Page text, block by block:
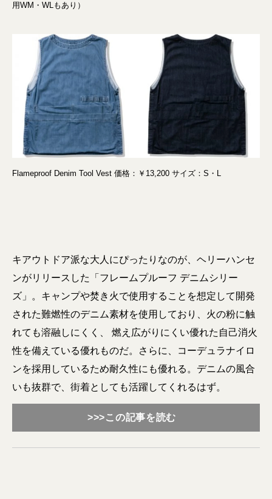
用WM・WLもあり）
Flameproof Denim Tool Vest 価格：￥13,200 サイズ：S・L
キアウトドア派な大人にぴったりなのが、ヘリーハンセ
ンがリリースした「フレームプルーフ デニムシリー
ズ」。キャンプや焚き火で使用することを想定して開発
された難燃性のデニム素材を使用しており、火の粉に触
れても溶融しにくく、 燃え広がりにくい優れた自己消火
性を備えている優れものだ。さらに、コーデュラナイロ
ンを採用しているため耐久性にも優れる。デニムの風合
いも抜群で、街着としても活躍してくれるはず。
>>>この記事を読む